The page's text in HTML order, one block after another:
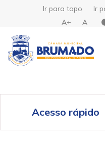
Ir
Ir para topo
A-
A+
Acesso rápido